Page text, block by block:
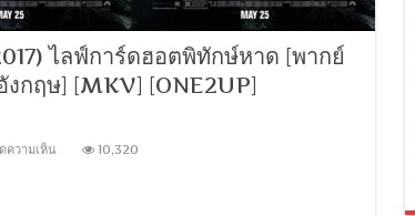
ไลฟ์การ์ดฮอตพิทักษ์หาด [พากย์
งกฤษ] [MKV] [ONE2UP]
ความเห็นบน
10,320